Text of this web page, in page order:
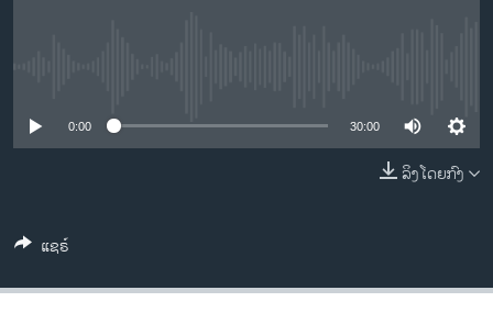
ຊຸມຊົນຊາວລາວ
ພາສາອັງກິດ
ວີດີໂອ
0:00 30:00
ລິງໂດຍກົງ
ແຊຣ໌